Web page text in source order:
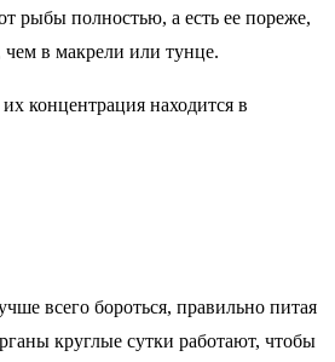
рыбы полностью, а есть ее пореже,
в макрели или тунце.
концентрация находится в
всего бороться, правильно питая
круглые сутки работают, чтобы